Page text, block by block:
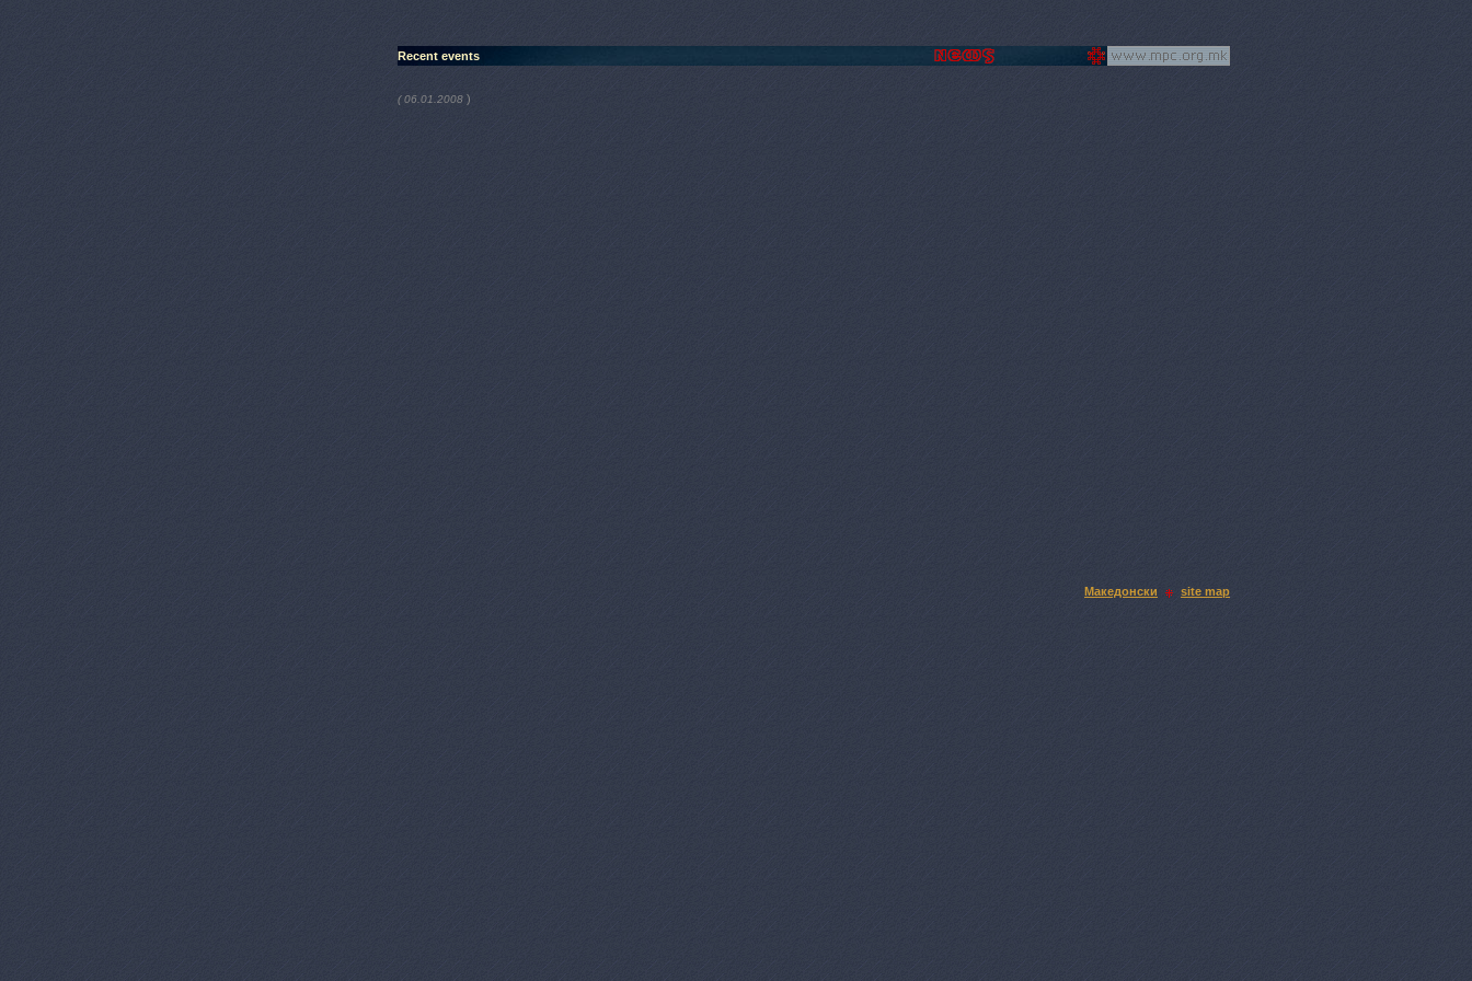
Recent events
( 06.01.2008 )
Македонски site map